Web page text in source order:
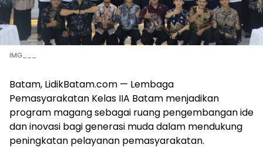
IMG___
Batam, LidikBatam.com — Lembaga
Pemasyarakatan Kelas IIA Batam menjadikan
program magang sebagai ruang pengembangan ide
dan inovasi bagi generasi muda dalam mendukung
peningkatan pelayanan pemasyarakatan.